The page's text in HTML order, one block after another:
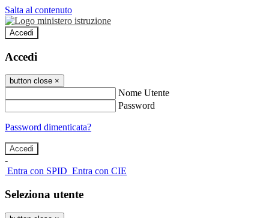
Salta al contenuto
Accedi
Accedi
button close ×
Nome Utente
Password
Password dimenticata?
-
Entra con SPID Entra con CIE
Seleziona utente